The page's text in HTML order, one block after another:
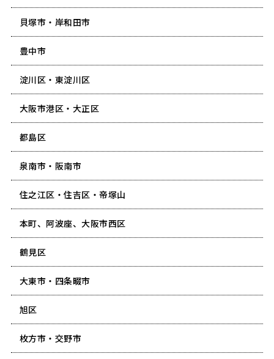
貝塚市・岸和田市
豊中市
淀川区・東淀川区
大阪市港区・大正区
都島区
泉南市・阪南市
住之江区・住吉区・帝塚山
本町、阿波座、大阪市西区
鶴見区
大東市・四条畷市
旭区
枚方市・交野市